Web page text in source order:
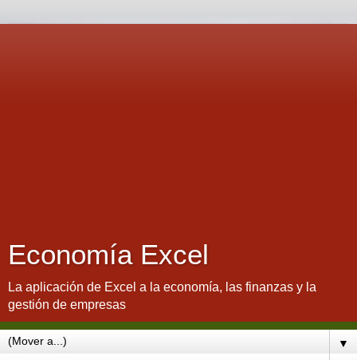
Economía Excel
La aplicación de Excel a la economía, las finanzas y la
gestión de empresas
▼